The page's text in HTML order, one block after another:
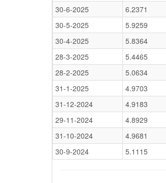
30-6-2025
6.2371
30-5-2025
5.9259
30-4-2025
5.8364
28-3-2025
5.4465
28-2-2025
5.0634
31-1-2025
4.9703
31-12-2024
4.9183
29-11-2024
4.8929
31-10-2024
4.9681
30-9-2024
5.1115